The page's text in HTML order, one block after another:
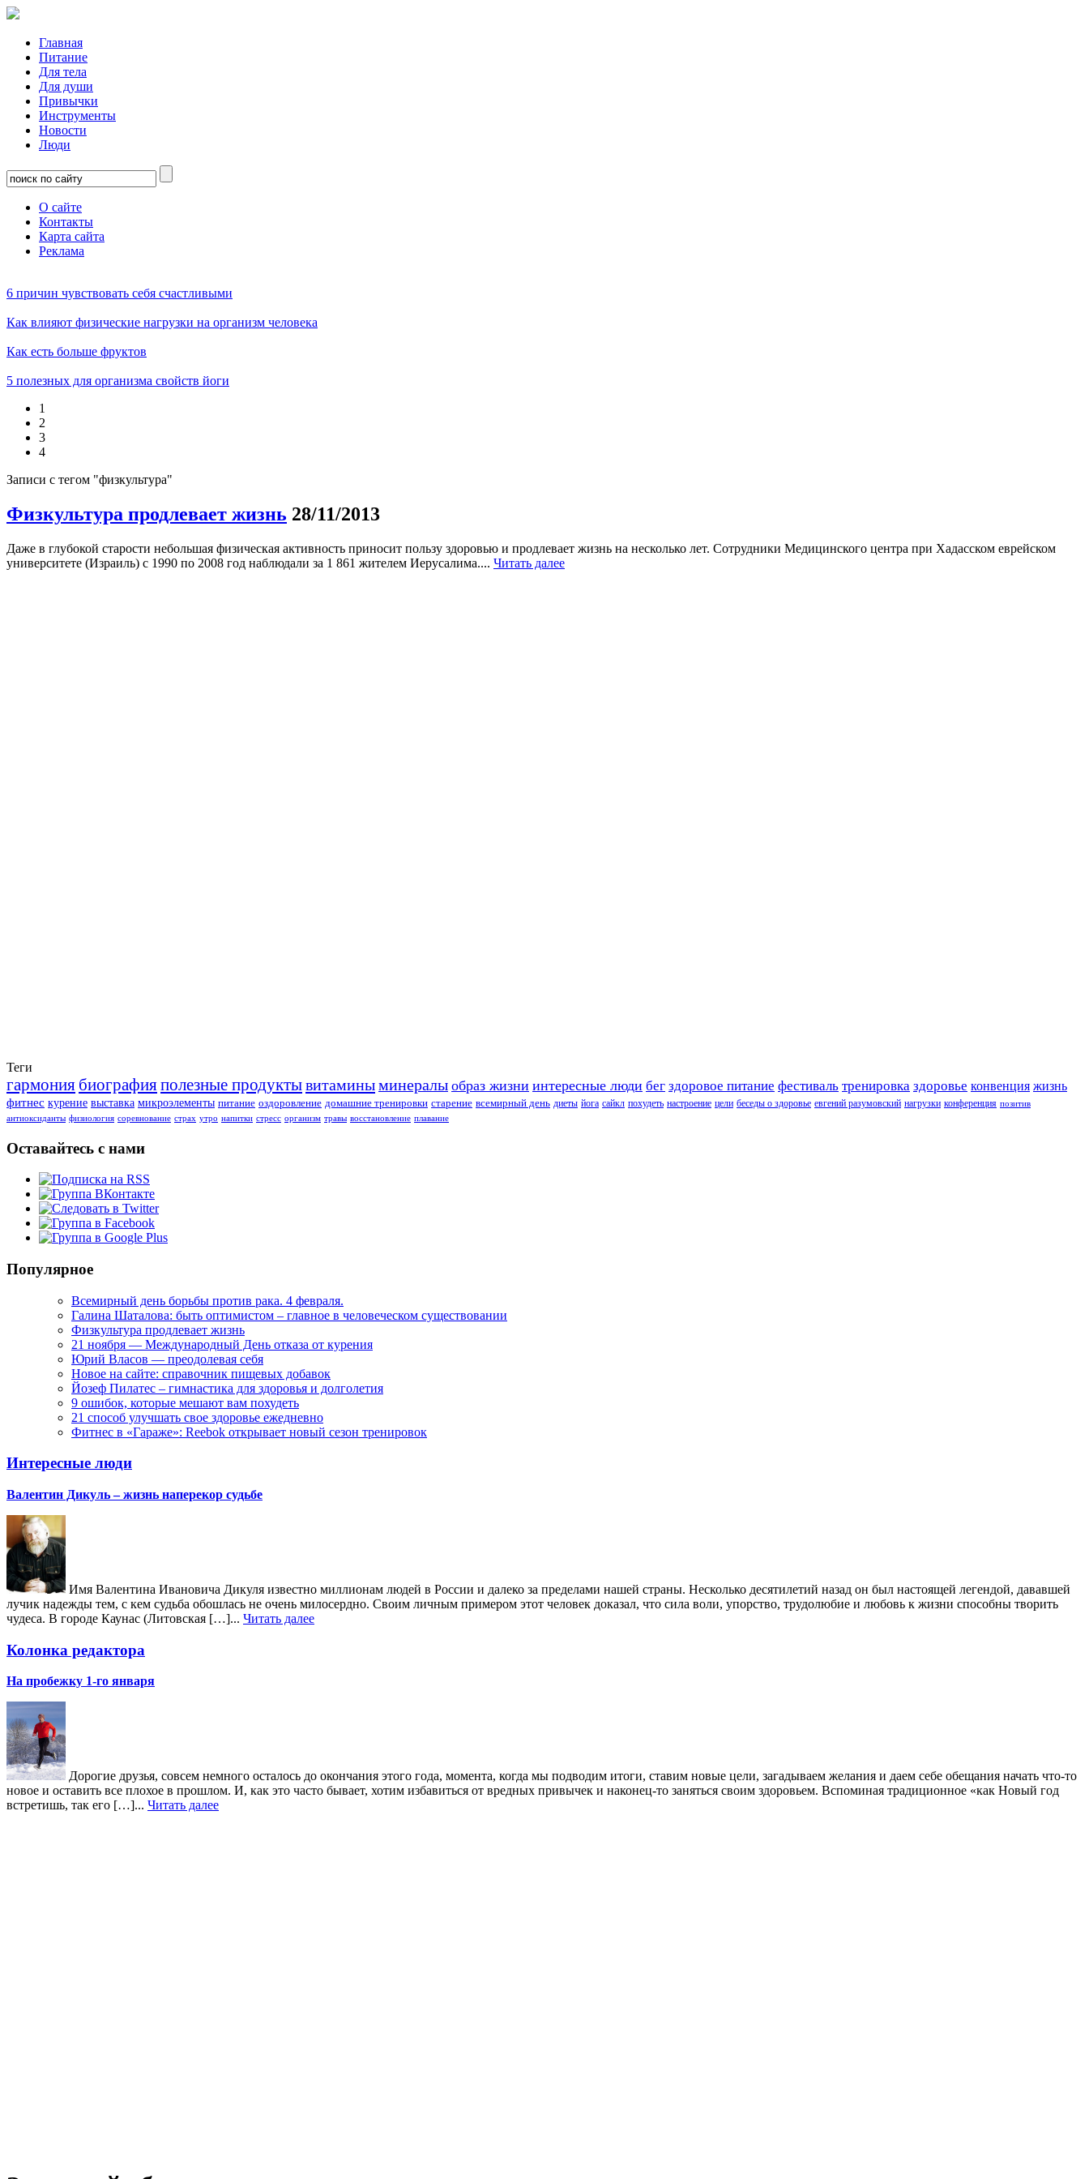
Главная
Питание
Для тела
Для души
Привычки
Инструменты
Новости
Люди
О сайте
Контакты
Карта сайта
Реклама
6 причин чувствовать себя счастливыми
Как влияют физические нагрузки на организм человека
Как есть больше фруктов
5 полезных для организма свойств йоги
1
2
3
4
Записи с тегом "физкультура"
Физкультура продлевает жизнь 28/11/2013
Даже в глубокой старости небольшая физическая активность приносит пользу здоровью и продлевает жизнь на несколько лет. Сотрудники Медицинского центра при Хадасском еврейском
университете (Израиль) с 1990 по 2008 год наблюдали за 1 861 жителем Иерусалима.... Читать далее
Теги
гармония биографияполезные продуктывитаминыминералы образ жизни интересные люди бег здоровое питание фестиваль тренировка здоровье конвенция жизнь
фитнес курение выставка микроэлементы питание оздоровление домашние тренировки старение всемирный день диеты йога сайкл похудеть настроение цели беседы о здоровье евгений разумовский нагрузки конференция позитив
антиоксиданты физиология соревнование страх утро напитки стресс организм травы восстановление плавание
Оставайтесь с нами
Популярное
Всемирный день борьбы против рака. 4 февраля.
Галина Шаталова: быть оптимистом – главное в человеческом существовании
Физкультура продлевает жизнь
21 ноября — Международный День отказа от курения
Юрий Власов — преодолевая себя
Новое на сайте: справочник пищевых добавок
Йозеф Пилатес – гимнастика для здоровья и долголетия
9 ошибок, которые мешают вам похудеть
21 способ улучшать свое здоровье ежедневно
Фитнес в «Гараже»: Reebok открывает новый сезон тренировок
Интересные люди
Валентин Дикуль – жизнь наперекор судьбе
Имя Валентина Ивановича Дикуля известно миллионам людей в России и далеко за пределами нашей страны. Несколько десятилетий назад он был настоящей легендой, дававшей
лучик надежды тем, с кем судьба обошлась не очень милосердно. Своим личным примером этот человек доказал, что сила воли, упорство, трудолюбие и любовь к жизни способны творить
чудеса. В городе Каунас (Литовская […]... Читать далее
Колонка редактора
На пробежку 1-го января
Дорогие друзья, совсем немного осталось до окончания этого года, момента, когда мы подводим итоги, ставим новые цели, загадываем желания и даем себе обещания начать что-то
новое и оставить все плохое в прошлом. И, как это часто бывает, хотим избавиться от вредных привычек и наконец-то заняться своим здоровьем. Вспоминая традиционное «как Новый год
встретишь, так его […]... Читать далее